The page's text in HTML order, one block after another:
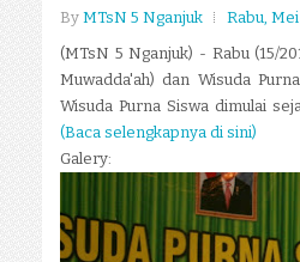
By MTsN 5 Nganjuk
Rabu,
(MTsN 5 Nganjuk) - Rabu (15/
Muwadda'ah) dan Wisuda
Wisuda Purna Siswa dimulai
(Baca selengkapnya di sini)
Galery: